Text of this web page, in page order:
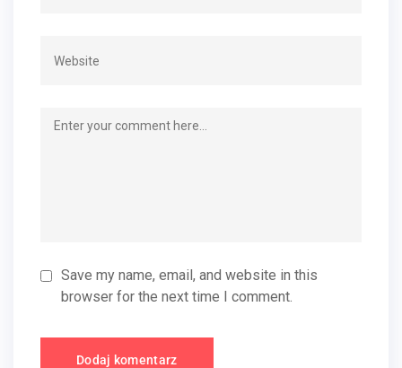
Save my name, email, and website in this
browser for the next time I comment.